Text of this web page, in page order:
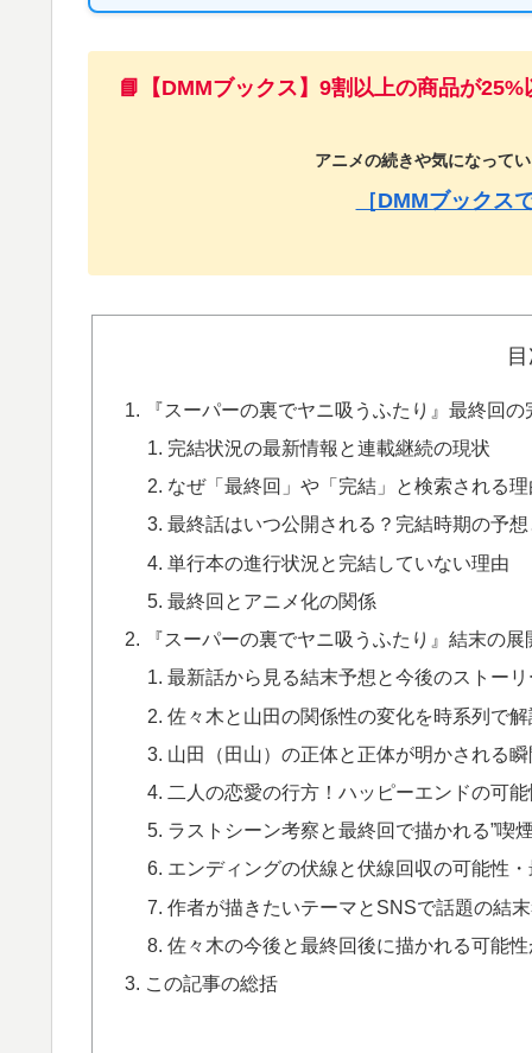
📘【DMMブックス】9割以上の商品が
アニメの続きや気になって
［DMMブックス
『スーパーの裏でヤニ吸うふたり』最終回
完結状況の最新情報と連載継続の現状
なぜ「最終回」や「完結」と検索される
最終話はいつ公開される？完結時期の予
単行本の進行状況と完結していない理由
最終回とアニメ化の関係
『スーパーの裏でヤニ吸うふたり』結末の
最新話から見る結末予想と今後のストー
佐々木と山田の関係性の変化を時系列で
山田（田山）の正体と正体が明かされる
二人の恋愛の行方！ハッピーエンドの可
ラストシーン考察と最終回で描かれる”喫
エンディングの伏線と伏線回収の可能性
作者が描きたいテーマとSNSで話題の結
佐々木の今後と最終回後に描かれる可能
この記事の総括